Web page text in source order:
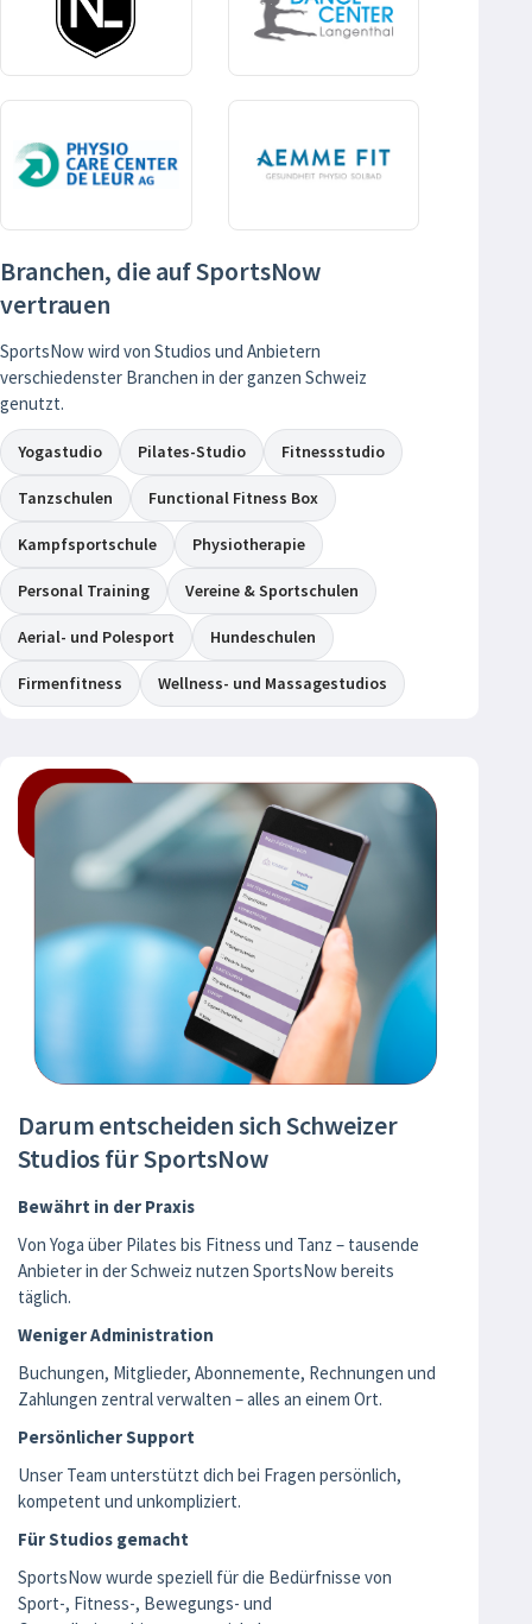
Branchen, die auf SportsNow
vertrauen
SportsNow wird von Studios und Anbietern
verschiedenster Branchen in der ganzen Schweiz
genutzt.
Yogastudio Pilates-Studio Fitnessstudio
Tanzschulen Functional Fitness Box
Kampfsportschule Physiotherapie
Personal Training Vereine & Sportschulen
Aerial- und Polesport Hundeschulen
Firmenfitness Wellness- und Massagestudios
Darum entscheiden sich Schweizer
Studios für SportsNow
Bewährt in der Praxis
Von Yoga über Pilates bis Fitness und Tanz – tausende
Anbieter in der Schweiz nutzen SportsNow bereits
täglich.
Weniger Administration
Buchungen, Mitglieder, Abonnemente, Rechnungen und
Zahlungen zentral verwalten – alles an einem Ort.
Persönlicher Support
Unser Team unterstützt dich bei Fragen persönlich,
kompetent und unkompliziert.
Für Studios gemacht
SportsNow wurde speziell für die Bedürfnisse von
Sport-, Fitness-, Bewegungs- und